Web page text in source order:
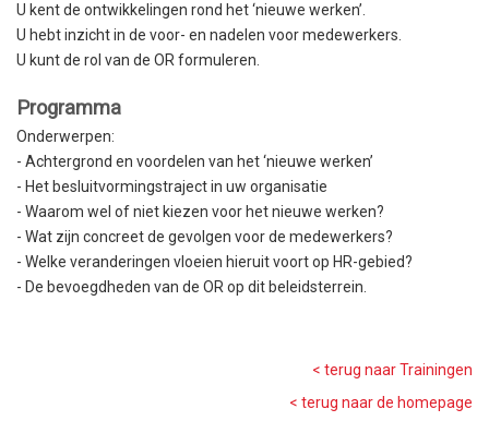
U kent de ontwikkelingen rond het ‘nieuwe werken’.
U hebt inzicht in de voor- en nadelen voor medewerkers.
U kunt de rol van de OR formuleren.
Programma
Onderwerpen:
- Achtergrond en voordelen van het ‘nieuwe werken’
- Het besluitvormingstraject in uw organisatie
- Waarom wel of niet kiezen voor het nieuwe werken?
- Wat zijn concreet de gevolgen voor de medewerkers?
- Welke veranderingen vloeien hieruit voort op HR-gebied?
- De bevoegdheden van de OR op dit beleidsterrein.
< terug naar Trainingen
< terug naar de homepage